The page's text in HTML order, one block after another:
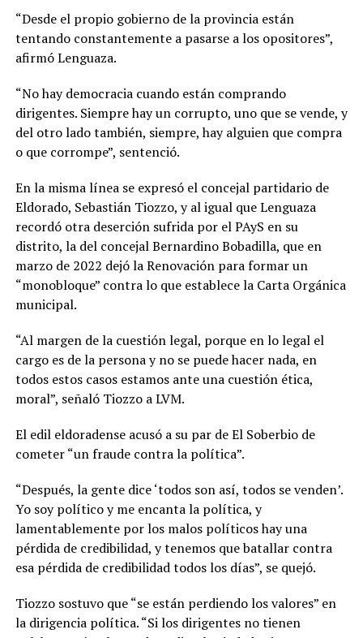
“Desde el propio gobierno de la provincia están
tentando constantemente a pasarse a los opositores”,
afirmó Lenguaza.
“No hay democracia cuando están comprando
dirigentes. Siempre hay un corrupto, uno que se vende, y
del otro lado también, siempre, hay alguien que compra
o que corrompe”, sentenció.
En la misma línea se expresó el concejal partidario de
Eldorado, Sebastián Tiozzo, y al igual que Lenguaza
recordó otra deserción sufrida por el PAyS en su
distrito, la del concejal Bernardino Bobadilla, que en
marzo de 2022 dejó la Renovación para formar un
“monobloque” contra lo que establece la Carta Orgánica
municipal.
“Al margen de la cuestión legal, porque en lo legal el
cargo es de la persona y no se puede hacer nada, en
todos estos casos estamos ante una cuestión ética,
moral”, señaló Tiozzo a LVM.
El edil eldoradense acusó a su par de El Soberbio de
cometer “un fraude contra la política”.
“Después, la gente dice ‘todos son así, todos se venden’.
Yo soy político y me encanta la política, y
lamentablemente por los malos políticos hay una
pérdida de credibilidad, y tenemos que batallar contra
esa pérdida de credibilidad todos los días”, se quejó.
Tiozzo sostuvo que “se están perdiendo los valores” en
la dirigencia política. “Si los dirigentes no tienen